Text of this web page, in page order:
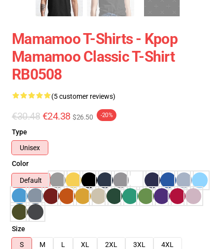
Mamamoo T-Shirts - Kpop
Mamamoo Classic T-Shirt
RB0508
(5 customer reviews)
€30.48 €24.38 $26.50 -20%
Type
Unisex
Color
Default
Size
S
M L XL 2XL 3XL
4XL